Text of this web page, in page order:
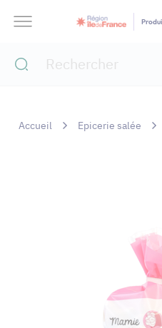
Accueil Epicerie salée